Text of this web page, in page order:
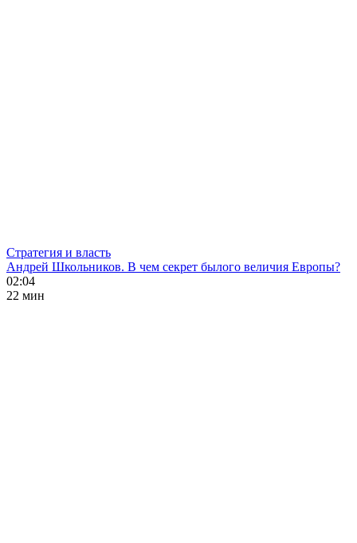
Стратегия и власть
Андрей Школьников. В чем секрет былого величия Европы?
02:04
22 мин